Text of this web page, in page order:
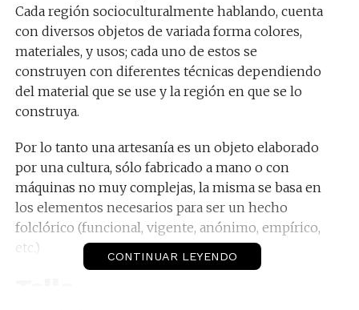
Cada región socioculturalmente hablando, cuenta
con diversos objetos de variada forma colores,
materiales, y usos; cada uno de estos se
construyen con diferentes técnicas dependiendo
del material que se use y la región en que se lo
construya.
Por lo tanto una artesanía es un objeto elaborado
por una cultura, sólo fabricado a mano o con
máquinas no muy complejas, la misma se basa en
los elementos necesarios para ser un hecho
folclórico (funcional, vigente, anónimo, empírico,
etc.)
CONTINUAR LEYENDO